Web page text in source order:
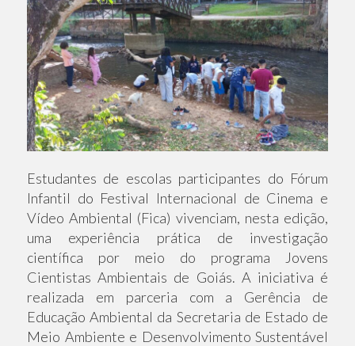
Estudantes de escolas participantes do Fórum
Infantil do Festival Internacional de Cinema e
Vídeo Ambiental (Fica) vivenciam, nesta edição,
uma experiência prática de investigação
científica por meio do programa Jovens
Cientistas Ambientais de Goiás. A iniciativa é
realizada em parceria com a Gerência de
Educação Ambiental da Secretaria de Estado de
Meio Ambiente e Desenvolvimento Sustentável